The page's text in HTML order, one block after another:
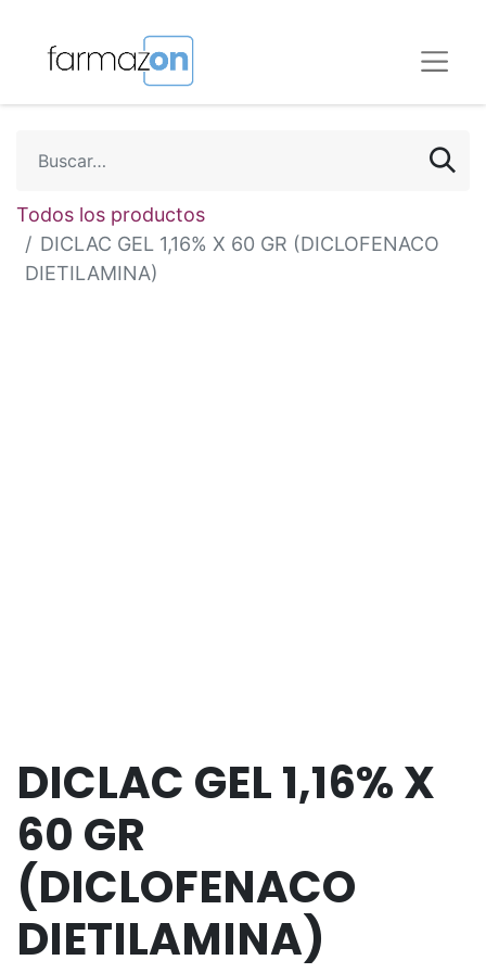
Todos los productos
DICLAC GEL 1,16% X 60 GR (DICLOFENACO
DIETILAMINA)
DICLAC GEL 1,16% X
60 GR
(DICLOFENACO
DIETILAMINA)